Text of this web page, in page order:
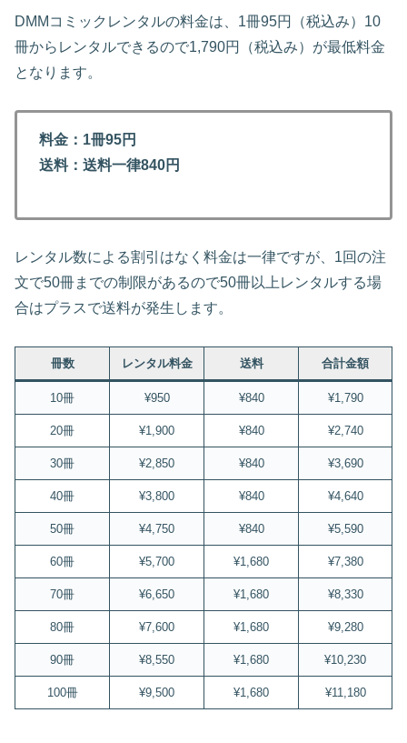
DMMコミックレンタルの料金は、1冊95円（税込み）10
冊からレンタルできるので1,790円（税込み）が最低料金
となります。
料金：1冊95円
送料：送料一律840円
レンタル数による割引はなく料金は一律ですが、1回の注
文で50冊までの制限があるので50冊以上レンタルする場
合はプラスで送料が発生します。
冊数 レンタル料金 送料 合計金額
10冊 ¥950 ¥840 ¥1,790
20冊 ¥1,900 ¥840 ¥2,740
30冊 ¥2,850 ¥840 ¥3,690
40冊 ¥3,800 ¥840 ¥4,640
50冊 ¥4,750 ¥840 ¥5,590
60冊 ¥5,700 ¥1,680 ¥7,380
70冊 ¥6,650 ¥1,680 ¥8,330
80冊 ¥7,600 ¥1,680 ¥9,280
90冊 ¥8,550 ¥1,680 ¥10,230
100冊 ¥9,500 ¥1,680 ¥11,180